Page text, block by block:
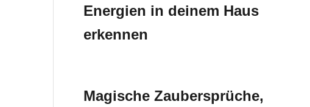
Energien in deinem Haus
erkennen
Magische Zaubersprüche,